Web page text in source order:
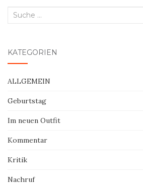
Suche
KATEGORIEN
ALLGEMEIN
Geburtstag
Im neuen Outfit
Kommentar
Kritik
Nachruf